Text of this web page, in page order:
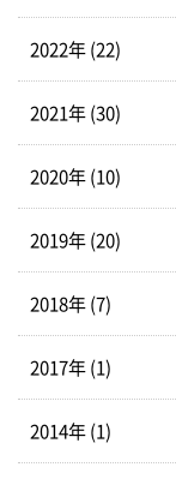
2022年 (22)
2021年 (30)
2020年 (10)
2019年 (20)
2018年 (7)
2017年 (1)
2014年 (1)